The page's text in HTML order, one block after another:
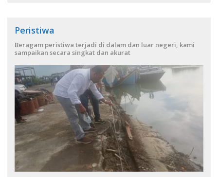
Peristiwa
Beragam peristiwa terjadi di dalam dan luar negeri, kami
sampaikan secara singkat dan akurat